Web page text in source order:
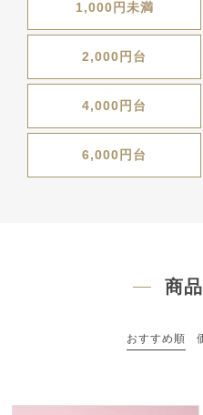
1,000円未満
2,000円台
4,000円台
6,000円台
商
おすすめ順